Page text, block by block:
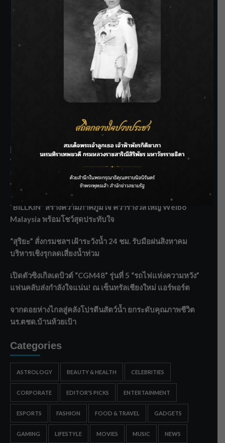
SIAMRATH VARIETY
THE BEST ENTERTAINMENT
Recent Posts
ลุยไม่หยุด!! กรมชลฯ เร่งเคลียร์ผักตบชวา-ติดตั้งเครื่องสูบน้ำ
ทั่วไทย
“BILLKIN” สร้างความภาคภูมิใจ คว้ารางวัลใหญ่ Weibo
Malaysia พร้อมโชว์สุดประทับใจ
“สุริยะ” สั่งกรมชลฯ เฝ้าระวังน้ำ 24 ชม. รับมือฝนสิงหาคม
บริหารเชิงรุกลดเสี่ยงน้ำท่วม
เปิดตัวซิงเกิลเดบิวต์ “CGM48” รุ่นที่ 5 “รถไฟแห่งความหวัง”
แฟนคลับส่งกำลังใจแน่น! ณ เซ็นทรัลเชียงใหม่ แอร์พอร์ต
จากดอยห่างไกลสู่คลังโปรตีนสัตว์น้ำ ยกระดับคุณภาพชีวิต
นร.ตชด.บ้านห้วยเป้า
Categories
ASTROLOGY BEAUTY & HEALTH CELEBRITIES
CORPORATE EDITOR'S PICKS ENTERTAINMENT
ESPORTS FASHION FOOD & TRAVEL GADGETS
GAMING LIFESTYLE MOVIES MUSIC NEWS